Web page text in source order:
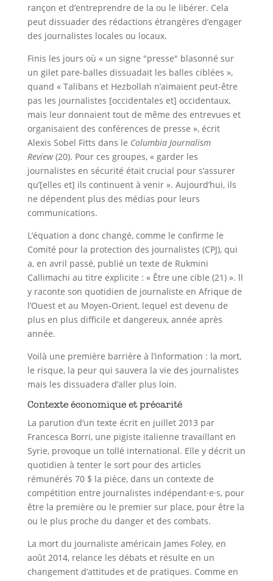
rançon et d’entreprendre de la ou le libérer. Cela
peut dissuader des rédactions étrangères d’engager
des journalistes locales ou locaux.
Finis les jours où « un signe "presse" blasonné sur
un gilet pare-balles dissuadait les balles ciblées »,
quand « Talibans et Hezbollah n’aimaient peut-être
pas les journalistes [occidentales et] occidentaux,
mais leur donnaient tout de même des entrevues et
organisaient des conférences de presse », écrit
Alexis Sobel Fitts dans le Columbia Journalism
Review(20). Pour ces groupes, « garder les
journalistes en sécurité était crucial pour s’assurer
qu’[elles et] ils continuent à venir ». Aujourd’hui, ils
ne dépendent plus des médias pour leurs
communications.
L’équation a donc changé, comme le confirme le
Comité pour la protection des journalistes (CPJ), qui
a, en avril passé, publié un texte de Rukmini
Callimachi au titre explicite : « Être une cible (21) ». ll
y raconte son quotidien de journaliste en Afrique de
l’Ouest et au Moyen-Orient, lequel est devenu de
plus en plus difficile et dangereux, année après
année.
Voilà une première barrière à l’information : la mort,
le risque, la peur qui sauvera la vie des journalistes
mais les dissuadera d’aller plus loin.
Contexte économique et précarité
La parution d’un texte écrit en juillet 2013 par
Francesca Borri, une pigiste italienne travaillant en
Syrie, provoque un tollé international. Elle y décrit un
quotidien à tenter le sort pour des articles
rémunérés 70 $ la pièce, dans un contexte de
compétition entre journalistes indépendant·e·s, pour
être la première ou le premier sur place, pour être la
ou le plus proche du danger et des combats.
La mort du journaliste américain James Foley, en
août 2014, relance les débats et résulte en un
changement d’attitudes et de pratiques. Comme en